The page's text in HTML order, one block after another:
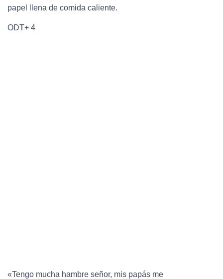
papel llena de comida caliente.
ODT+ 4
«Tengo mucha hambre señor, mis papás me